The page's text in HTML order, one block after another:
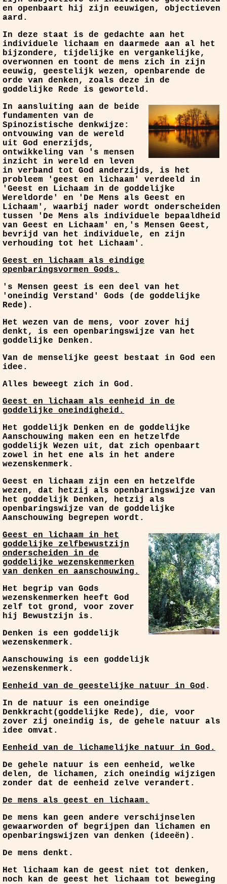
en openbaart hij zijn eeuwigen, objectieven
aard.
In deze staat is de gedachte aan het
individuele lichaam en daarmede aan al het
bijzondere, tijdelijke en vergankelijke,
overwonnen en toont de mens zich in zijn
eeuwig, geestelijk wezen, openbarende de
orde van denken, zoals deze in de
goddelijke Rede is geworteld.
In aansluiting aan de beide
fundamenten van de
Spinozistische denkwijze:
ontvouwing van de wereld
uit God enerzijds,
ontwikkeling van 's mensen
inzicht in wereld en leven
in verband tot God anderzijds, is het
probleem 'geest en lichaam' verdeeld in
'Geest en Lichaam in de goddelijke
Wereldorde' en 'De Mens als Geest en
Lichaam', waarbij nader wordt onderscheiden
tussen 'De Mens als individuele bepaaldheid
van Geest en Lichaam' en,'s Mensen Geest,
bevrijd van het individuele, en zijn
verhouding tot het Lichaam'.
Geest en lichaam als eindige
openbaringsvormen Gods.
's Mensen geest is een deel van het
'oneindig Verstand' Gods (de goddelijke
Rede).
Het wezen van de mens, voor zover hij
denkt, is een openbaringswijze van het
goddelijke Denken.
Van de menselijke geest bestaat in God een
idee.
Alles beweegt zich in God.
Geest en lichaam als eenheid in de
goddelijke oneindigheid.
Het goddelijk Denken en de goddelijke
Aanschouwing maken een en hetzelfde
goddelijk Wezen uit, dat zich openbaart
zowel in het ene als in het andere
wezenskenmerk.
Geest en lichaam zijn een en hetzelfde
wezen, dat hetzij als openbaringswijze van
het goddelijk Denken, hetzij als
openbaringswijze van de goddelijke
Aanschouwing begrepen wordt.
Geest en lichaam in het
goddelijke zelfbewustzijn
onderscheiden in de
goddelijke wezenskenmerken
van denken en aanschouwing.
Het begrip van Gods
wezenskenmerken heeft God
zelf tot grond, voor zover
hij Bewustzijn is.
Denken is een goddelijk
wezenskenmerk.
Aanschouwing is een goddelijk
wezenskenmerk.
Eenheid van de geestelijke natuur in God .
In de natuur is een oneindige
Denkkracht(goddelijke Rede), die, voor
zover zij oneindig is, de gehele natuur als
idee omvat.
Eenheid van de lichamelijke natuur in God.
De gehele natuur is een eenheid, welke
delen, de lichamen, zich oneindig wijzigen
zonder dat de eenheid zelve verandert.
De mens als geest en lichaam.
De mens kan geen andere verschijnselen
gewaarworden of begrijpen dan lichamen en
openbaringswijzen van denken (ideeën).
De mens denkt.
Het lichaam kan de geest niet tot denken,
noch kan de geest het lichaam tot beweging